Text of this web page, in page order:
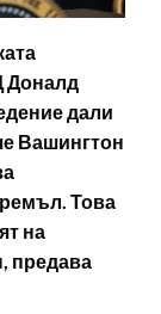
Доналд
дали
Вашингтон
Това
на
предава